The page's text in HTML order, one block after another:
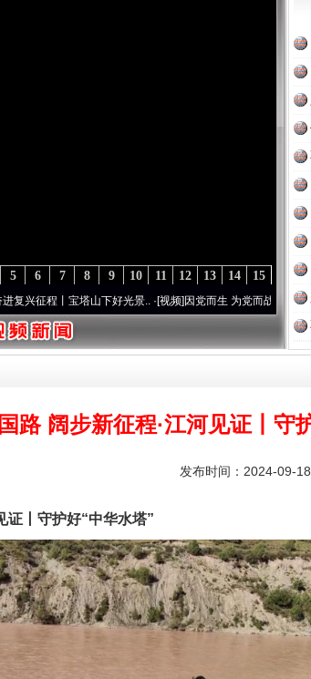
15
14
13
12
11
10
9
8
7
6
5
宝塔山下好光景..·[视频]因党而生 为党而战——百年“纪”事⑧加
路 阔步新征程·江河见证丨守
发布时间：2024-09-
丨守护好“中华水塔”